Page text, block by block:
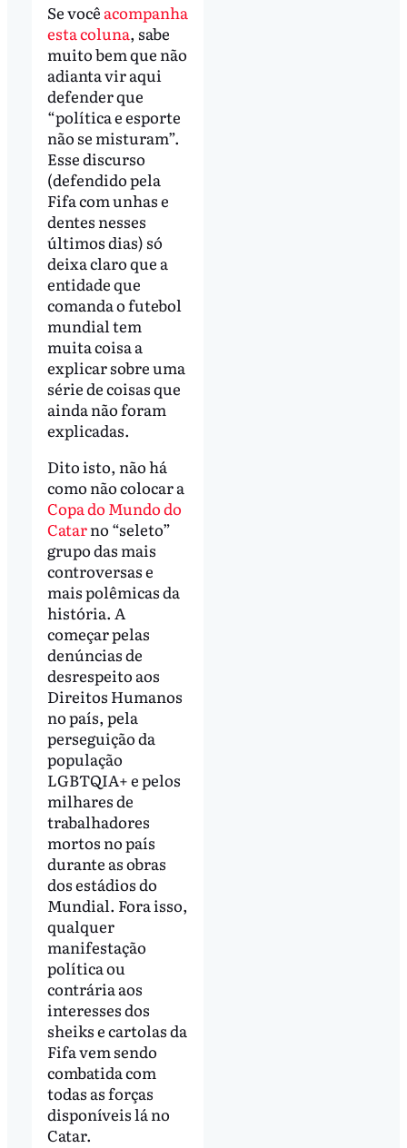
Se você acompanha
esta coluna, sabe
muito bem que não
adianta vir aqui
defender que
“política e esporte
não se misturam”.
Esse discurso
(defendido pela
Fifa com unhas e
dentes nesses
últimos dias) só
deixa claro que a
entidade que
comanda o futebol
mundial tem
muita coisa a
explicar sobre uma
série de coisas que
ainda não foram
explicadas.
Dito isto, não há
como não colocar a
Copa do Mundo do
Catarno “seleto”
grupo das mais
controversas e
mais polêmicas da
história. A
começar pelas
denúncias de
desrespeito aos
Direitos Humanos
no país, pela
perseguição da
população
LGBTQIA+ e pelos
milhares de
trabalhadores
mortos no país
durante as obras
dos estádios do
Mundial. Fora isso,
qualquer
manifestação
política ou
contrária aos
interesses dos
sheiks e cartolas da
Fifa vem sendo
combatida com
todas as forças
disponíveis lá no
Catar.